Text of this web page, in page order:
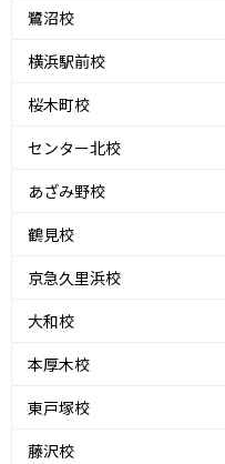
鷺沼校
横浜駅前校
桜木町校
センター北校
あざみ野校
鶴見校
京急久里浜校
大和校
本厚木校
東戸塚校
藤沢校